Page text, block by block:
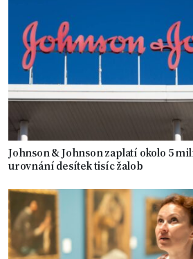
Johnson & Johnson zaplatí okolo 5
urovnání desítek tisíc žalob